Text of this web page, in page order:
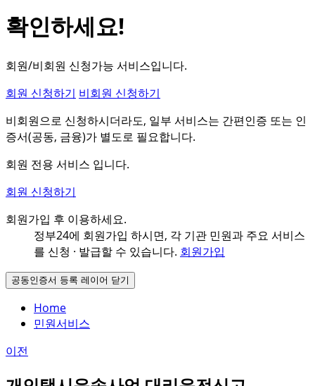
확인하세요!
회원/비회원 신청가능 서비스입니다.
회원 신청하기 비회원 신청하기
비회원으로 신청하시더라도, 일부 서비스는 간편인증 또는 인
증서(공동, 금융)가 별도로 필요합니다.
회원 전용 서비스 입니다.
회원 신청하기
회원가입 후 이용하세요.
정부24에 회원가입 하시면, 각 기관 민원과 주요 서비스
를 신청 · 발급할 수 있습니다. 회원가입
공동인증서 등록 레이어 닫기
Home
민원서비스
이전